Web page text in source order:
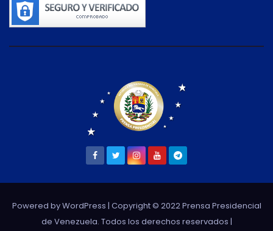
Powered by WordPress | Copyright © 2022 Prensa Presidencial
de Venezuela. Todos los derechos reservados |